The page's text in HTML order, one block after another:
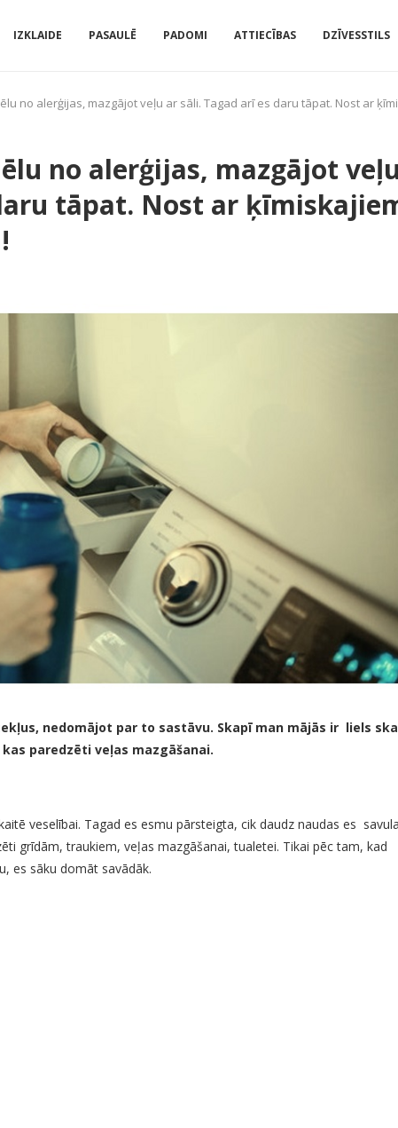
IZKLAIDE PASAULĒ PADOMI ATTIECĪBAS DZĪVESSTILS
no alerģijas, mazgājot veļu ar sāli. Tagad arī es daru tāpat. Nost ar
no alerģijas, mazgājot veļu
tāpat. Nost ar
nedomājot par to sastāvu. Skapī man mājās ir liels
paredzēti veļas mazgāšanai.
veselībai. Tagad es esmu pārsteigta, cik daudz naudas es
grīdām, traukiem, veļas mazgāšanai, tualetei. Tikai pēc tam, kad
es sāku domāt savādāk.